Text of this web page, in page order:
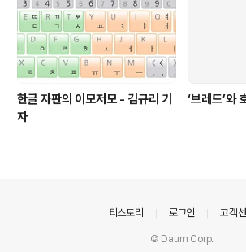
한글 자판의 이모저모 - 김규리 기
자
‘브레드’와
티스토리 로그인 고객
© Daum Corp.